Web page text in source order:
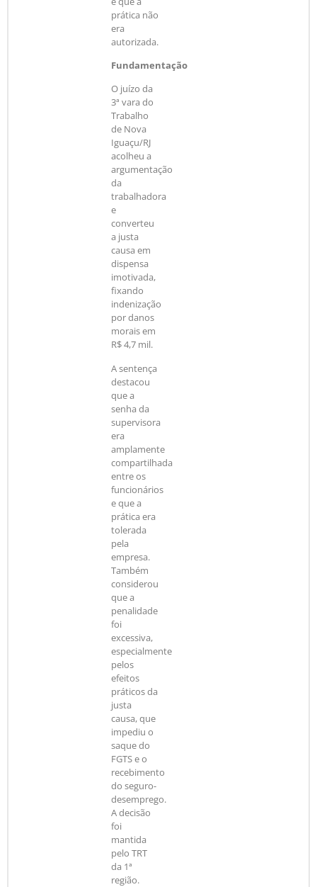
prática não
era
autorizada.
Fundamentação
O juízo da
3ª vara do
Trabalho
de Nova
Iguaçu/RJ
acolheu a
argumentação
da
trabalhadora
e
converteu
a justa
causa em
dispensa
imotivada,
fixando
indenização
por danos
morais em
R$ 4,7 mil.
A sentença
destacou
que a
senha da
supervisora
era
amplamente
compartilhada
entre os
funcionários
e que a
prática era
tolerada
pela
empresa.
Também
considerou
que a
penalidade
foi
excessiva,
especialmente
pelos
efeitos
práticos da
justa
causa, que
impediu o
saque do
FGTS e o
recebimento
do seguro-
desemprego.
A decisão
foi
mantida
pelo TRT
da 1ª
região.